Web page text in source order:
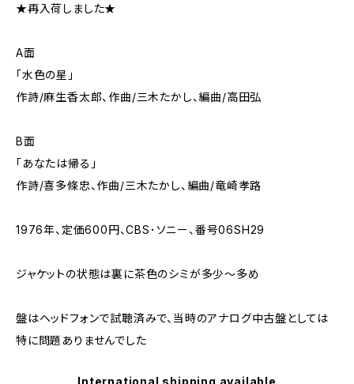
★再入荷しました★
A面
「水色の星」
作詩/麻生香太郎、作曲/三木たかし、編曲/高田弘
B面
「あなたは帰る」
作詩/喜多條忠、作曲/三木たかし、編曲/竜崎孝路
1976年、定価600円、CBS･ソニー、番号06SH29
ジャケットの状態は裏に茶色のシミが多少～多め
盤はヘッドフォンで試聴済みで、当時のアナログ中古盤としては
特に問題ありませんでした
International shipping available